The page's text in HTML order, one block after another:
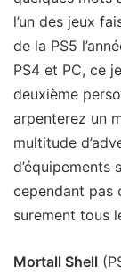
l’un des jeux
de la PS5
PS4 et PC, ce
deuxième
arpenterez un
multitude
d’équipements
cependant pas
surement tous
Mortall Shell